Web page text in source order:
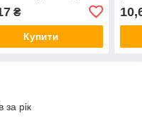
₴
Купити
за рік